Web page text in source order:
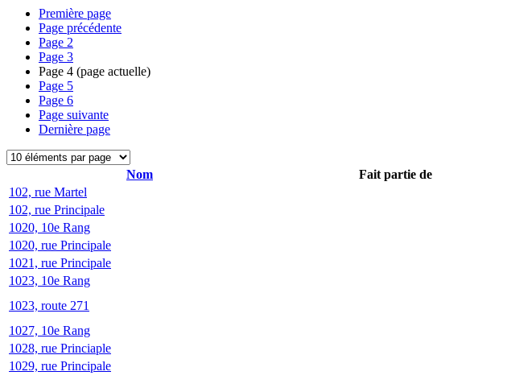
Première page
Page précédente
Page 2
Page 3
Page 4 (page actuelle)
Page 5
Page 6
Page suivante
Dernière page
Nom Fait partie de
102, rue Martel
102, rue Principale
1020, 10e Rang
1020, rue Principale
1021, rue Principale
1023, 10e Rang
1023, route 271
1027, 10e Rang
1028, rue Princiaple
1029, rue Principale